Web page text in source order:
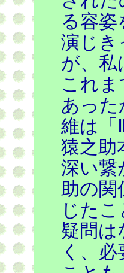
る容
演じき
が、私
これ
あった
維は「
猿之助
深い繋
助の関
じた
疑問は
く、